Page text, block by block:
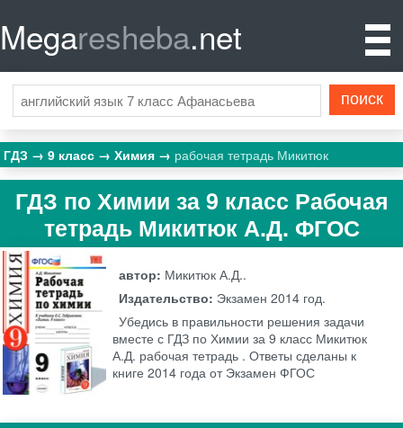
Megaresheba.net
ГДЗ 9 класс Химия рабочая тетрадь Микитюк
ГДЗ по Химии за 9 класс Рабочая
тетрадь Микитюк А.Д. ФГОС
автор: Микитюк А.Д..
Издательство: Экзамен 2014 год.
Убедись в правильности решения задачи
вместе с ГДЗ по Химии за 9 класс Микитюк
А.Д. рабочая тетрадь . Ответы сделаны к
книге 2014 года от Экзамен ФГОС